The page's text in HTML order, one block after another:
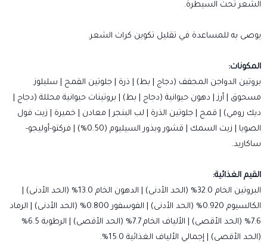
الشعر تحت السيطرة.
يوصى به للمساعدة في تقليل تكوين كرات الشعر.
المكونات:
بروتين الدواجن المجفف (دجاج | بط) | ذرة | جلوتين القمح | سليلوز
مسحوق | أرز | دهون حيوانية (دجاج | بط) | بروتينات حيوانية محللة (دجاج |
ديك رومي) | قمح | جلوتين الذرة | لب البنجر | معادن | خميرة | زيت فول
الصويا | زيت السمك | قشور وبذور السيليوم (0.50%) | فركتو-أوليجو-
ساكاريد.
القيم الغذائية:
البروتين الخام 32.0% (الحد الأدنى) | الدهون الخام 13.0% (الحد الأدنى) |
الكالسيوم 0.920% (الحد الأدنى) | الفوسفور 0.800% (الحد الأدنى) | الرماد
7.6% (الحد الأقصى) | الألياف الخام 7.7% (الحد الأقصى) | الرطوبة 6.5%
(الحد الأقصى) | إجمالي الألياف الغذائية 15.0%.